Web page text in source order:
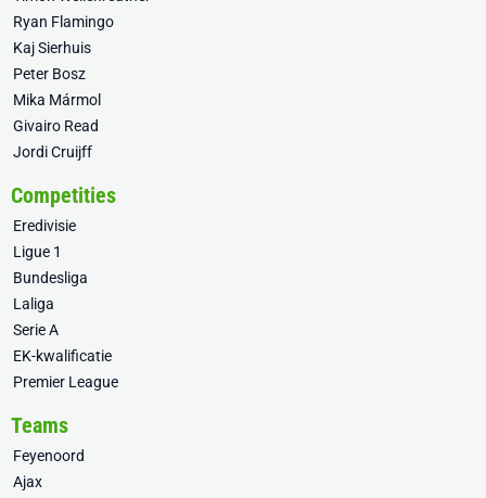
Ryan Flamingo
Kaj Sierhuis
Peter Bosz
Mika Mármol
Givairo Read
Jordi Cruijff
Competities
Eredivisie
Ligue 1
Bundesliga
Laliga
Serie A
EK-kwalificatie
Premier League
Teams
Feyenoord
Ajax